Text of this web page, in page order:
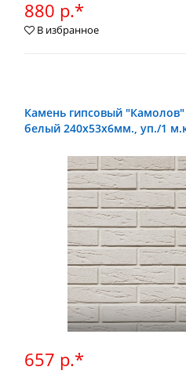
880 р.*
В избранное
Камень гипсовый
белый 240х53х6мм., уп./1
657 р.*